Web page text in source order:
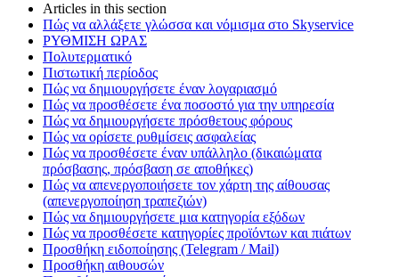
Articles in this section
Πώς να αλλάξετε γλώσσα και νόμισμα στο Skyservice
ΡΥΘΜΙΣΗ ΩΡΑΣ
Πολυτερματικό
Πιστωτική περίοδος
Πώς να δημιουργήσετε έναν λογαριασμό
Πώς να προσθέσετε ένα ποσοστό για την υπηρεσία
Πώς να δημιουργήσετε πρόσθετους φόρους
Πώς να ορίσετε ρυθμίσεις ασφαλείας
Πώς να προσθέσετε έναν υπάλληλο (δικαιώματα
πρόσβασης, πρόσβαση σε αποθήκες)
Πώς να απενεργοποιήσετε τον χάρτη της αίθουσας
(απενεργοποίηση τραπεζιών)
Πώς να δημιουργήσετε μια κατηγορία εξόδων
Πώς να προσθέσετε κατηγορίες προϊόντων και πιάτων
Προσθήκη ειδοποίησης (Telegram / Mail)
Προσθήκη αιθουσών